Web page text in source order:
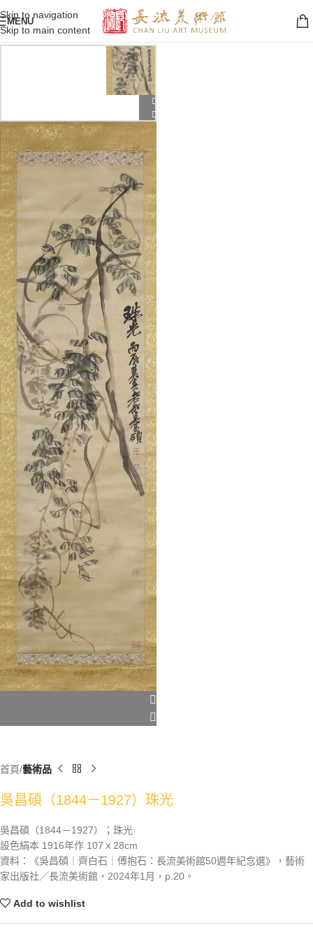
Skip to navigation
Skip to main content
MENU
首頁 藝術品
吳昌碩（1844－1927）珠光
吳昌碩（1844－1927）；珠光
設色絹本 1916年作 107ｘ28cm
資料：《吳昌碩｜齊白石｜傅抱石：長流美術館50週年紀念選》，藝術
家出版社／長流美術館，2024年1月，p.20。
Add to wishlist